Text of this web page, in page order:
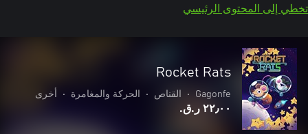
تخطي إلى المحتوى الرئيسي
Rocket Rats
Gagonfe
• القناص • الحركة والمغامرة • أخرى
٢٢٫٠٠ ر.ق.‏